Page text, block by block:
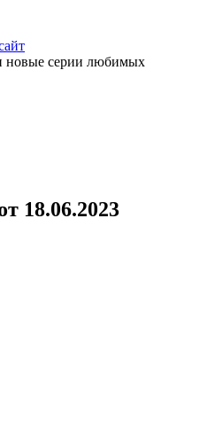
новые серии любимых
18.06.2023